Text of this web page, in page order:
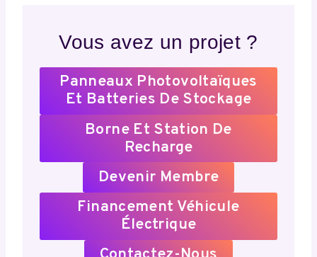
Vous avez un projet ?
Panneaux Photovoltaïques
Et Batteries De Stockage
Borne Et Station De
Recharge
Devenir Membre
Financement Véhicule
Électrique